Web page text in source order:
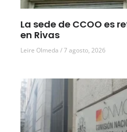
La sede de CCOO es
en Rivas
Leire Olmeda 7 agosto, 2026